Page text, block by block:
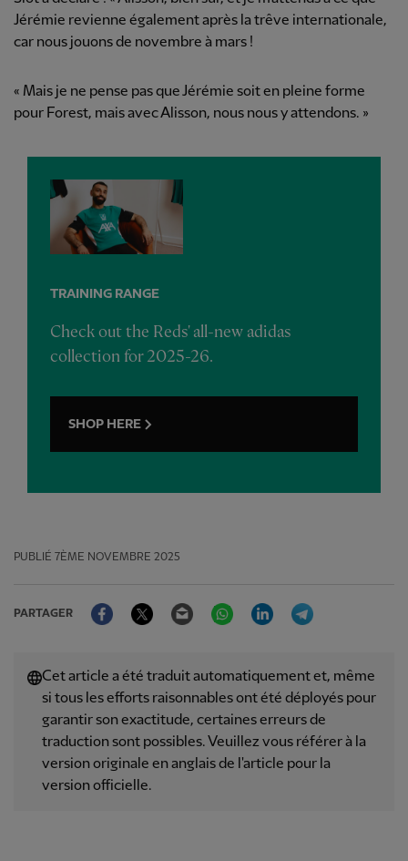
Jérémie revienne également après la trêve internationale,
car nous jouons de novembre à mars !
« Mais je ne pense pas que Jérémie soit en pleine forme
pour Forest, mais avec Alisson, nous nous y attendons. »
TRAINING RANGE
Check out the Reds' all-new adidas
collection for 2025-26.
SHOP HERE
PUBLIÉ 7ÈME NOVEMBRE 2025
PARTAGER
FacebookTwitter Email WhatsAppLinkedIn
Cet article a été traduit automatiquement et, même
si tous les efforts raisonnables ont été déployés pour
garantir son exactitude, certaines erreurs de
traduction sont possibles. Veuillez vous référer à la
version originale en anglais de l'article pour la
version officielle.